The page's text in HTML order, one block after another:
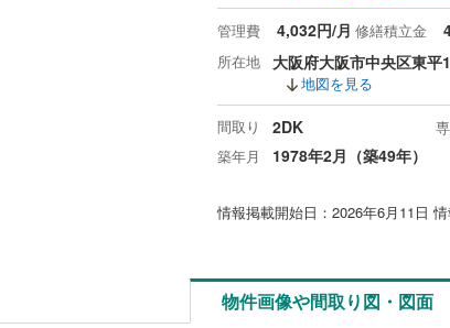
管理費 4,032円/月 修繕積立金
所在地
大阪府大阪市中央区東平
地図を見る
間取り 2DK
築年月 1978年2月（築49年）
情報掲載開始日：2026年6月11日
物件画像や間取り図・図面